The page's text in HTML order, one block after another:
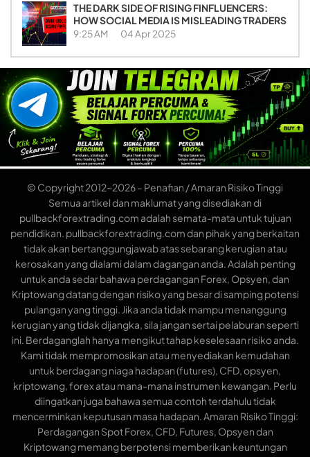
THE DARK SIDE OF RISING FINFLUENCERS:
HOW SOCIAL MEDIA IS MISLEADING TRADERS
9:25 AM 04 Apr 2025
© Copyright 2012~2026 – Penafian / Amaran Risiko Tinggi
Semua artikel dan maklumat yang disediakan di
pullbackforextrading.com adalah semata-mata untuk tujuan
pendidikan. pullbackforextrading.com dan pihak yang berkaitan
tidak akan bertanggungjawab atas sebarang kerugian atau
kerosakan yang dialami dalam dagangan anda. Adalah penting
untuk anda sedar bahawa perdagangan Forex, Opsyen, dan
Kriptowang datang dengan risiko yang besar di samping potensi
pulangan yang tinggi. Jika anda tidak mampu menanggung
kerugian yang tidak dijangka, sila jangan sertai pelaburan seperti
ini. Berdaganglah hanya mengikut tahap keselesaan risiko anda.
Kami tidak mempromosikan atau menyediakan kemudahan
untuk berdagang niaga hadapan (futures), CFD, opsyen,
kriptowang, forex atau mana-mana instrumen kewangan. Perlu
diingatkan juga bahawa semua contoh terdahulu tidak
mencerminkan keputusan masa hadapan. Amaran Risiko Tinggi:
Perdagangan Spot Forex, CFD, Futures, Opsyen dan
Kriptowang memang berpotensi memberikan keuntungan